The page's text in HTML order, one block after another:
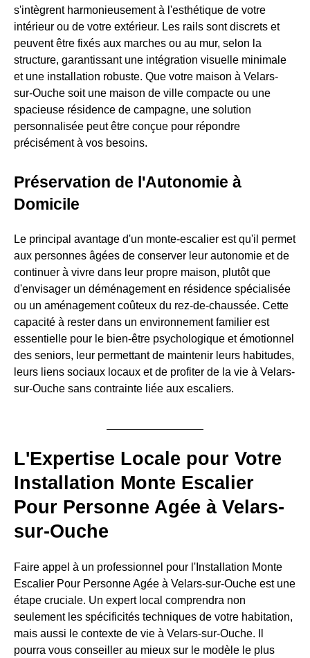
s'intègrent harmonieusement à l'esthétique de votre
intérieur ou de votre extérieur. Les rails sont discrets et
peuvent être fixés aux marches ou au mur, selon la
structure, garantissant une intégration visuelle minimale
et une installation robuste. Que votre maison à Velars-
sur-Ouche soit une maison de ville compacte ou une
spacieuse résidence de campagne, une solution
personnalisée peut être conçue pour répondre
précisément à vos besoins.
Préservation de l'Autonomie à
Domicile
Le principal avantage d'un monte-escalier est qu'il permet
aux personnes âgées de conserver leur autonomie et de
continuer à vivre dans leur propre maison, plutôt que
d'envisager un déménagement en résidence spécialisée
ou un aménagement coûteux du rez-de-chaussée. Cette
capacité à rester dans un environnement familier est
essentielle pour le bien-être psychologique et émotionnel
des seniors, leur permettant de maintenir leurs habitudes,
leurs liens sociaux locaux et de profiter de la vie à Velars-
sur-Ouche sans contrainte liée aux escaliers.
L'Expertise Locale pour Votre
Installation Monte Escalier
Pour Personne Agée à Velars-
sur-Ouche
Faire appel à un professionnel pour l'Installation Monte
Escalier Pour Personne Agée à Velars-sur-Ouche est une
étape cruciale. Un expert local comprendra non
seulement les spécificités techniques de votre habitation,
mais aussi le contexte de vie à Velars-sur-Ouche. Il
pourra vous conseiller au mieux sur le modèle le plus